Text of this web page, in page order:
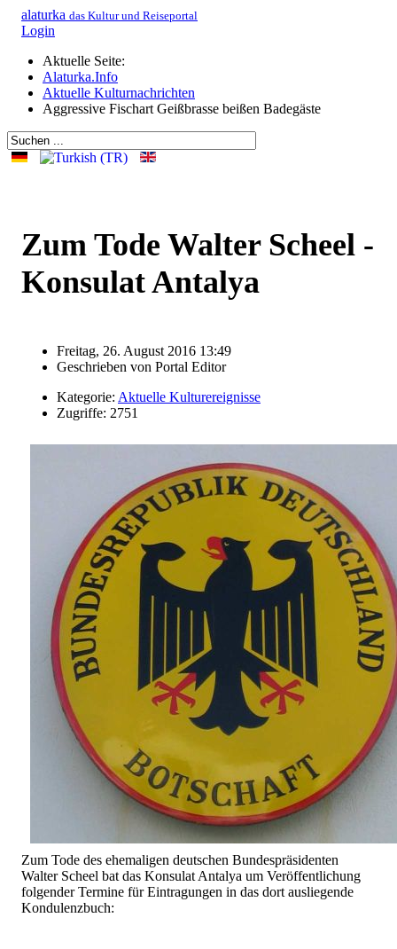
alaturka das Kultur und Reiseportal
Login
Aktuelle Seite:
Alaturka.Info
Aktuelle Kulturnachrichten
Aggressive Fischart Geißbrasse beißen Badegäste
Zum Tode Walter Scheel -
Konsulat Antalya
Freitag, 26. August 2016 13:49
Geschrieben von Portal Editor
Kategorie: Aktuelle Kulturereignisse
Zugriffe: 2751
Zum Tode des ehemaligen deutschen Bundespräsidenten
Walter Scheel bat das Konsulat Antalya um Veröffentlichung
folgender Termine für Eintragungen in das dort ausliegende
Kondulenzbuch: